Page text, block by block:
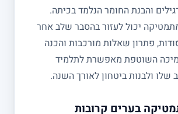
והבנת החומר הנלמד בכיתה.
יכול לעזור בהסבר שלב אחר
פתרון שאלות מורכבות והכנה
השוטפת מאפשרת לתלמיד
ולבנות ביטחון לאורך השנה.
בערים קרובות